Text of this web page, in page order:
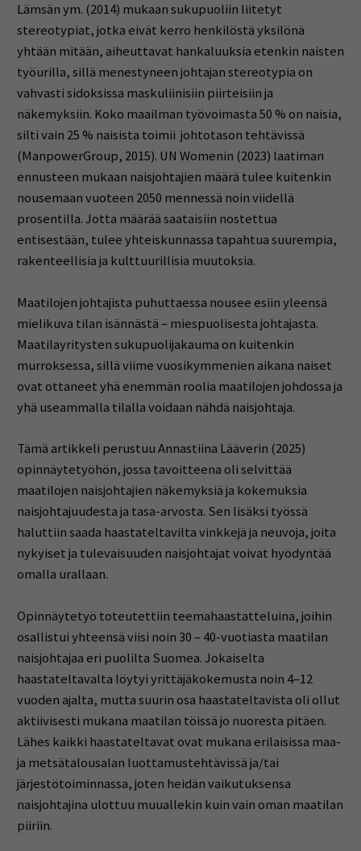
Lämsän ym. (2014) mukaan sukupuoliin liitetyt
stereotypiat, jotka eivät kerro henkilöstä yksilönä
yhtään mitään, aiheuttavat hankaluuksia etenkin naisten
työurilla, sillä menestyneen johtajan stereotypia on
vahvasti sidoksissa maskuliinisiin piirteisiin ja
näkemyksiin. Koko maailman työvoimasta 50 % on naisia,
silti vain 25 % naisista toimii johtotason tehtävissä
(ManpowerGroup, 2015). UN Womenin (2023) laatiman
ennusteen mukaan naisjohtajien määrä tulee kuitenkin
nousemaan vuoteen 2050 mennessä noin viidellä
prosentilla. Jotta määrää saataisiin nostettua
entisestään, tulee yhteiskunnassa tapahtua suurempia,
rakenteellisia ja kulttuurillisia muutoksia.
Maatilojen johtajista puhuttaessa nousee esiin yleensä
mielikuva tilan isännästä – miespuolisesta johtajasta.
Maatilayritysten sukupuolijakauma on kuitenkin
murroksessa, sillä viime vuosikymmenien aikana naiset
ovat ottaneet yhä enemmän roolia maatilojen johdossa ja
yhä useammalla tilalla voidaan nähdä naisjohtaja.
Tämä artikkeli perustuu Annastiina Lääverin (2025)
opinnäytetyöhön, jossa tavoitteena oli selvittää
maatilojen naisjohtajien näkemyksiä ja kokemuksia
naisjohtajuudesta ja tasa-arvosta. Sen lisäksi työssä
haluttiin saada haastateltavilta vinkkejä ja neuvoja, joita
nykyiset ja tulevaisuuden naisjohtajat voivat hyödyntää
omalla urallaan.
Opinnäytetyö toteutettiin teemahaastatteluina, joihin
osallistui yhteensä viisi noin 30 – 40-vuotiasta maatilan
naisjohtajaa eri puolilta Suomea. Jokaiselta
haastateltavalta löytyi yrittäjäkokemusta noin 4–12
vuoden ajalta, mutta suurin osa haastateltavista oli ollut
aktiivisesti mukana maatilan töissä jo nuoresta pitäen.
Lähes kaikki haastateltavat ovat mukana erilaisissa maa-
ja metsätalousalan luottamustehtävissä ja/tai
järjestötoiminnassa, joten heidän vaikutuksensa
naisjohtajina ulottuu muuallekin kuin vain oman maatilan
piiriin.